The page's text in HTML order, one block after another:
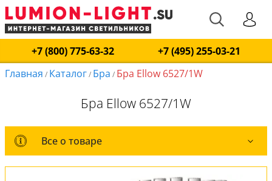
+7 (800) 775-63-32
+7 (495) 255-03-21
Главная / Каталог/ Бра / Бра Ellow 6527/1W
Бра Ellow 6527/1W
Все о товаре
Все о товаре